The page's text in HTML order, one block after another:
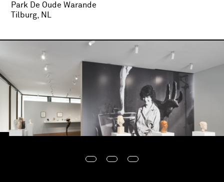
Park De Oude Warande
Tilburg, NL